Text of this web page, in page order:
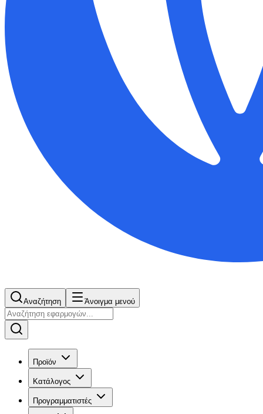
Αναζήτηση Άνοιγμα μενού
Προϊόν
Κατάλογος
Προγραμματιστές